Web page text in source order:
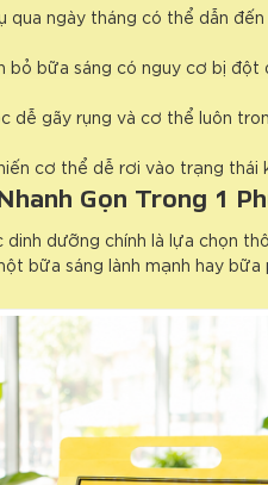
ngày tháng có thể dẫn
bữa sáng có nguy cơ bị đột
dễ gãy rụng và cơ thể luôn
cơ thể dễ rơi vào trạng thái
Gọn Trong 1
dưỡng chính là lựa chọn
bữa sáng lành mạnh hay bữa